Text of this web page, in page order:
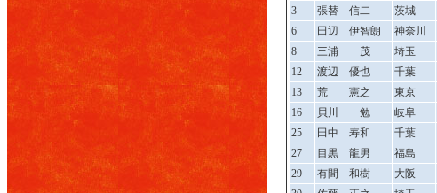
3
張替 信二 茨城
6
田辺 伊智朗 神奈川
8
三浦 茂 埼玉
12
渡辺 優也 千葉
13
荒 憲之 東京
16
貝川 勉 岐阜
25
田中 寿和 千葉
27
目黒 龍男 福島
29
有間 和樹 大阪